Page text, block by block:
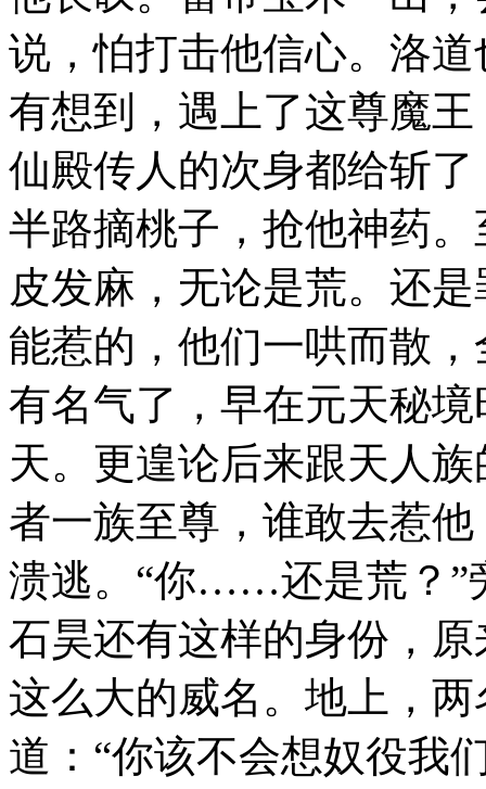
说，怕打击他信心。洛
有想到，遇上了这尊魔
仙殿传人的次身都给斩
半路摘桃子，抢他神药
皮发麻，无论是荒。还
能惹的，他们一哄而散
有名气了，早在元天秘
天。更遑论后来跟天人
者一族至尊，谁敢去惹
溃逃。“你……还是荒？”
石昊还有这样的身份，
这么大的威名。地上，
道：“你该不会想奴役我